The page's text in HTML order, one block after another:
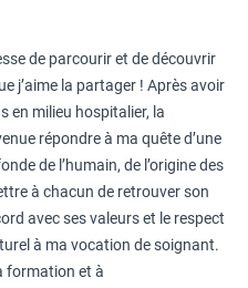
de parcourir et de découvrir
j’aime la partager ! Après avoir
en milieu hospitalier, la
répondre à ma quête d’une
de l’humain, de l’origine des
à chacun de retrouver son
avec ses valeurs et le respect
à ma vocation de soignant.
formation et à